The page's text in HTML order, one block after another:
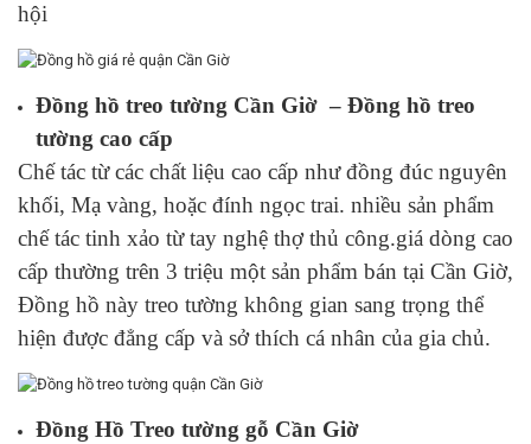
hội
Đồng hồ treo tường Cần Giờ – Đồng hồ treo
tường cao cấp
Chế tác từ các chất liệu cao cấp như đồng đúc nguyên
khối, Mạ vàng, hoặc đính ngọc trai. nhiều sản phẩm
chế tác tinh xảo từ tay nghệ thợ thủ công.giá dòng cao
cấp thường trên 3 triệu một sản phẩm bán tại Cần Giờ,
Đồng hồ này treo tường không gian sang trọng thể
hiện được đẳng cấp và sở thích cá nhân của gia chủ.
Đồng Hồ Treo tường gỗ Cần Giờ